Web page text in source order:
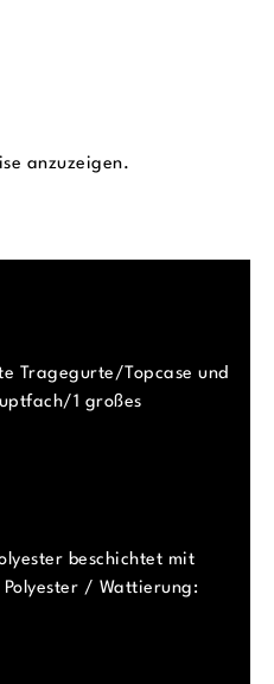
anzuzeigen.
Tragegurte/Topcase und
1 großes
beschichtet mit
/ Wattierung: